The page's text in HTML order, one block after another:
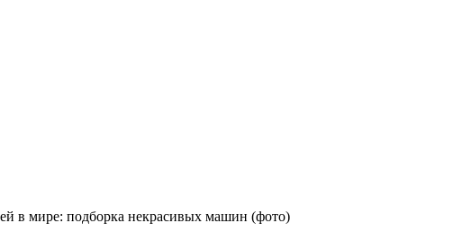
в мире: подборка некрасивых машин (фото)